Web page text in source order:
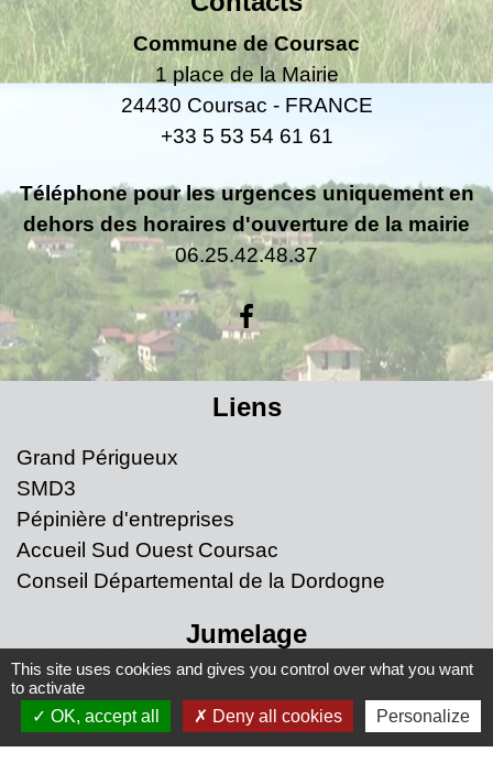
Commune de Coursac
1 place de la Mairie
24430 Coursac - FRANCE
+33 5 53 54 61 61
Téléphone pour les urgences uniquement en
dehors des horaires d'ouverture de la mairie
06.25.42.48.37
Liens
Grand Périgueux
SMD3
Pépinière d'entreprises
Accueil Sud Ouest Coursac
Conseil Départemental de la Dordogne
Jumelage
Fernelmont (Belgique)
Fanfare royale de Fernelmont
This site uses cookies and gives you control over what you want
to activate
OK, accept all
Deny all cookies Personalize